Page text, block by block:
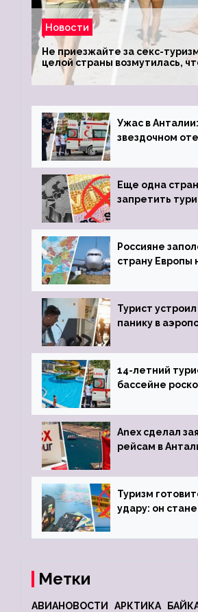
Новости
Не приезжайте за секс-
целой страны возмутилась,
туристки массово едут к ним,
обзавестись молодыми
Ужас в Анталии:
звездочном
пистолета
Еще одна
запретить
Россияне
страну Европы
виз
Турист
панику в
задержке
14-летний
бассейне
Anex сделал
рейсам в
Туризм
удару: он
Метки
АВИАНОВОСТИ АРКТИКА